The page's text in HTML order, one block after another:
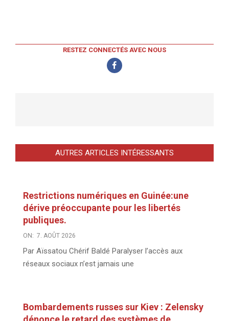
RESTEZ CONNECTÉS AVEC NOUS
AUTRES ARTICLES INTÉRESSANTS
Restrictions numériques en Guinée:une
dérive préoccupante pour les libertés
publiques.
ON: 7. AOÛT 2026
Par Aïssatou Chérif Baldé Paralyser l’accès aux
réseaux sociaux n’est jamais une
Bombardements russes sur Kiev : Zelensky